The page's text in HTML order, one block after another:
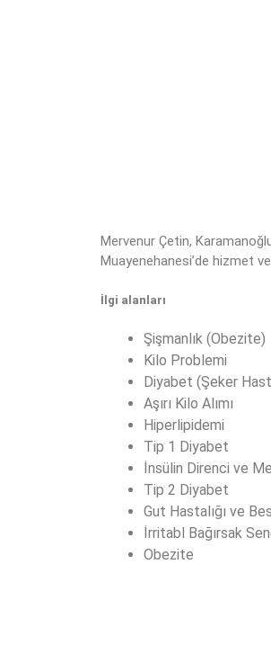
Mervenur Çetin,
Muayenehanesi’de hizmet
İlgi alanları
Şişmanlık (Obezite)
Kilo Problemi
Diyabet (Şeker
Aşırı Kilo Alımı
Hiperlipidemi
Tip 1 Diyabet
İnsülin Direnci ve
Tip 2 Diyabet
Gut Hastalığı ve
İrritabl Bağırsak
Obezite